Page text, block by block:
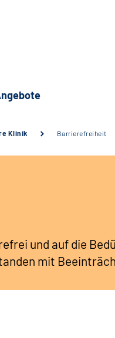
Klinik Barrierefreiheit
und auf die
mit